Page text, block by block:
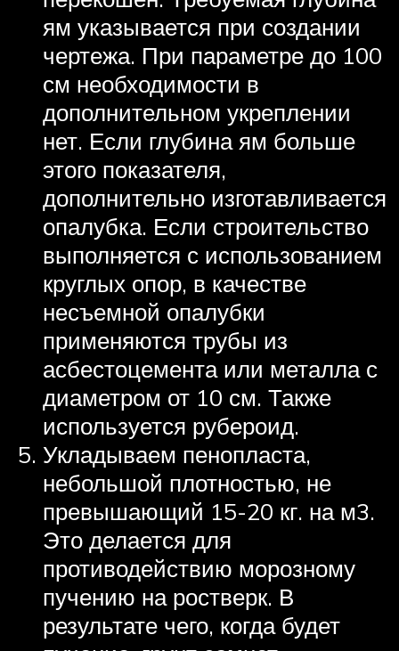
ям указывается при создании
чертежа. При параметре до 100
см необходимости в
дополнительном укреплении
нет. Если глубина ям больше
этого показателя,
дополнительно изготавливается
опалубка. Если строительство
выполняется с использованием
круглых опор, в качестве
несъемной опалубки
применяются трубы из
асбестоцемента или металла с
диаметром от 10 см. Также
используется рубероид.
Укладываем пенопласта,
небольшой плотностью, не
превышающий 15-20 кг. на м3.
Это делается для
противодействию морозному
пучению на ростверк. В
результате чего, когда будет